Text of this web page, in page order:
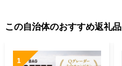
この自治体のおすすめ返礼品
1